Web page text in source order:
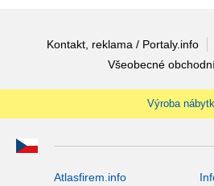
Kontakt, reklama / Portaly.info
Všeobecné
Výroba
Atlasfirem.info